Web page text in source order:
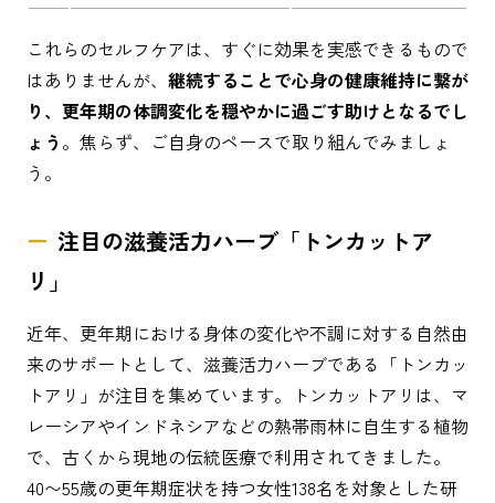
これらのセルフケアは、すぐに効果を実感できるもので
はありませんが、 継続することで心身の健康維持に繋が
り、更年期の体調変化を穏やかに過ごす助けとなるでし
ょう 。焦らず、ご自身のペースで取り組んでみましょ
う。
注目の滋養活力ハーブ「トンカットア
リ」
近年、更年期における身体の変化や不調に対する自然由
来のサポートとして、滋養活力ハーブである「トンカッ
トアリ」が注目を集めています。トンカットアリは、マ
レーシアやインドネシアなどの熱帯雨林に自生する植物
で、古くから現地の伝統医療で利用されてきました。
40〜55歳の更年期症状を持つ女性138名を対象とした研